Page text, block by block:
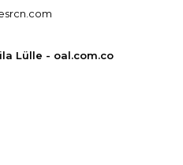
Lülle - oal.com.co